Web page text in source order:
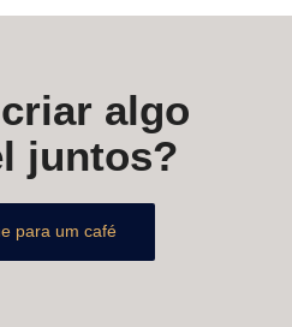
algo
juntos?
para um café